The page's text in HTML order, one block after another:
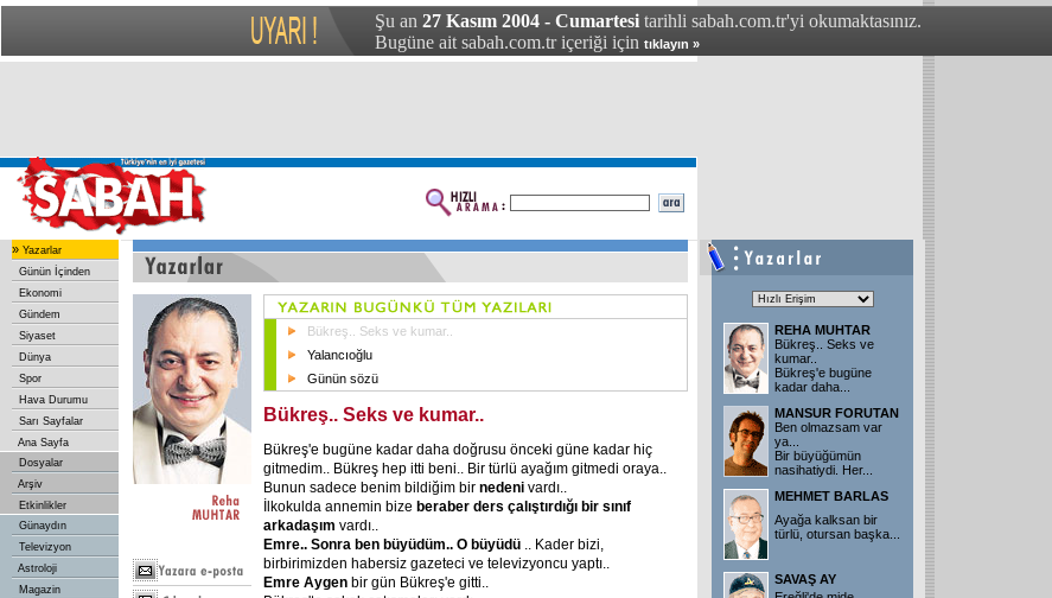
Şu an 27 Kasım 2004 - Cumartesi tarihli sabah.com.tr'yi okumaktasınız.
Bugüne ait sabah.com.tr içeriği için tıklayın »
» Yazarlar
Günün İçinden
Ekonomi
Gündem
Siyaset
Dünya
Spor
Hava Durumu
Sarı Sayfalar
Ana Sayfa
Dosyalar
Arşiv
Etkinlikler
Günaydın
Televizyon
Astroloji
Magazin
Bükreş.. Seks ve kumar..
Yalancıoğlu
Günün sözü
Bükreş.. Seks ve kumar..
Bükreş'e bugüne kadar daha doğrusu önceki güne kadar hiç
gitmedim.. Bükreş hep itti beni.. Bir türlü ayağım gitmedi oraya..
Bunun sadece benim bildiğim bir nedeni vardı..
İlkokulda annemin bize beraber ders çalıştırdığı bir sınıf
arkadaşım vardı..
Emre.. Sonra ben büyüdüm.. O büyüdü .. Kader bizi,
birbirimizden habersiz gazeteci ve televizyoncu yaptı..
Emre Aygen bir gün Bükreş'e gitti..
REHA MUHTAR
Bükreş.. Seks ve
kumar..
Bükreş'e bugüne
kadar daha
MANSUR FORUTAN
Ben olmazsam var
ya...
Bir büyüğümün
nasihatiydi. Her...
MEHMET BARLAS
Ayağa kalksan bir
türlü, otursan başka
SAVAŞ AY